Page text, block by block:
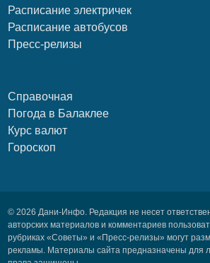
Расписание электричек
Расписание автобусов
Пресс-релизы
Справочная
Погода в Балаклее
Курс валют
Гороскоп
© 2026 Дани-Инфо. Редакция не несет
авторских материалов и комментариев
рубриках «Советы» и «Пресс-релизы» могут
рекламы. Материалы сайта предназначены для